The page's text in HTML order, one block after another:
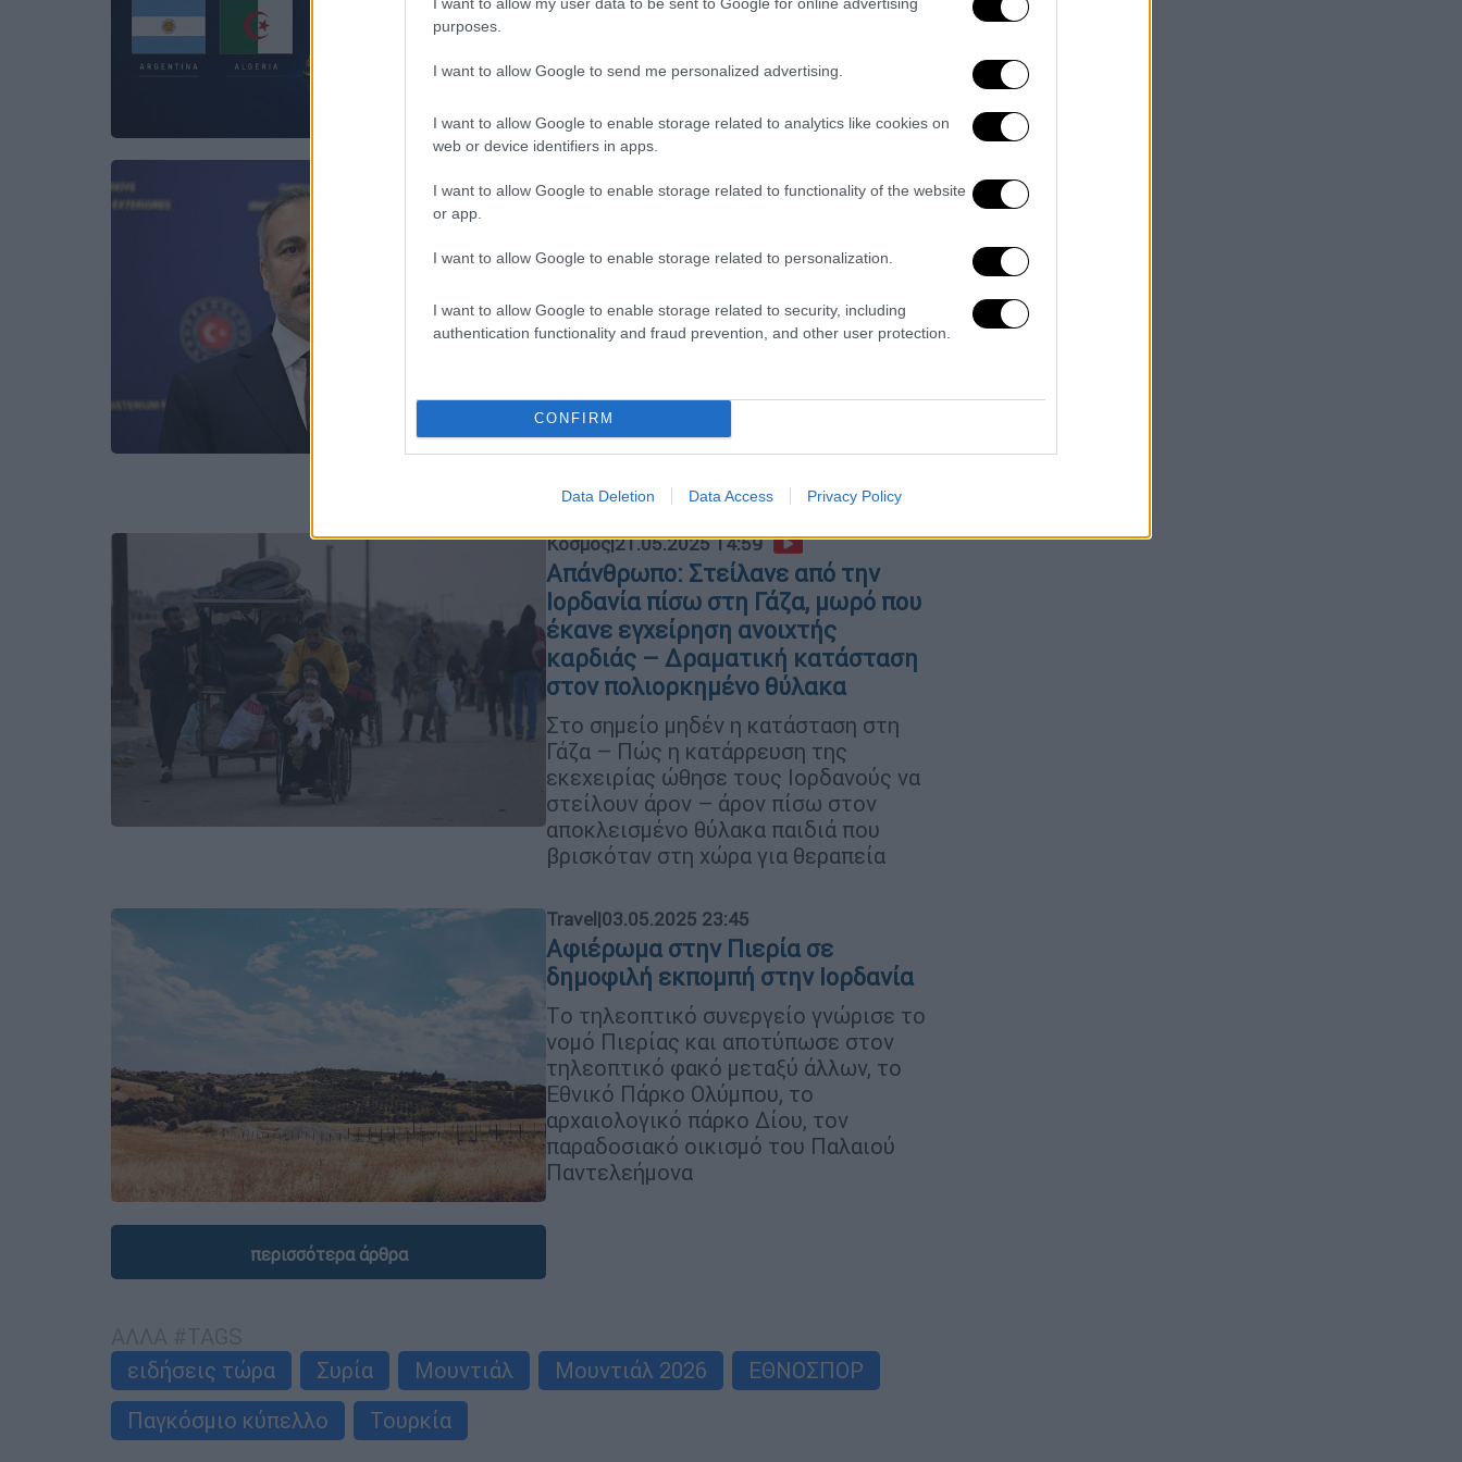
purposes.
I want to allow Google to send me personalized advertising.
I want to allow Google to enable storage related to analytics like cookies on
web or device identifiers in apps.
I want to allow Google to enable storage related to functionality of the website
or app.
I want to allow Google to enable storage related to personalization.
I want to allow Google to enable storage related to security, including
authentication functionality and fraud prevention, and other user protection.
CONFIRM
Data Deletion Data Access Privacy Policy
Φιντάν από Νέα Υόρκη:
επιθετικότητα» - «Έχουμε ιδέες»
Μιλώντας στο περιθώριο της άτυπης
διευρυμένης συνάντησης για την
για επικίνδυνη αποσταθεροποίηση
στη Μέση Ανατολή, καλώντας ΗΠΑ,
ΕΕ και περιφερειακές δυνάμεις να
λάβουν άμεσα μέτρα
Κόσμος|21.05.2025 14:59
Απάνθρωπο: Στείλανε από την
Ιορδανία πίσω στη Γάζα, μωρό που
έκανε εγχείρηση ανοιχτής
καρδιάς – Δραματική κατάσταση
στον πολιορκημένο θύλακα
Στο σημείο μηδέν η κατάσταση στη
Γάζα – Πώς η κατάρρευση της
εκεχειρίας ώθησε τους Ιορδανούς να
στείλουν άρον – άρον πίσω στον
αποκλεισμένο θύλακα παιδιά που
βρισκόταν στη χώρα για θεραπεία
Travel |03.05.2025 23:45
Αφιέρωμα στην Πιερία σε
δημοφιλή εκπομπή στην Ιορδανία
Tο τηλεοπτικό συνεργείο γνώρισε το
νομό Πιερίας και αποτύπωσε στον
τηλεοπτικό φακό μεταξύ άλλων, το
Εθνικό Πάρκο Ολύμπου, το
αρχαιολογικό πάρκο Δίου, τον
παραδοσιακό οικισμό του Παλαιού
Παντελεήμονα
περισσότερα άρθρα
ειδήσεις τώρα
Συρία Μουντιάλ Μουντιάλ 2026
ΕΘΝΟΣΠΟΡ
Παγκόσμιο κύπελλο
Τουρκία